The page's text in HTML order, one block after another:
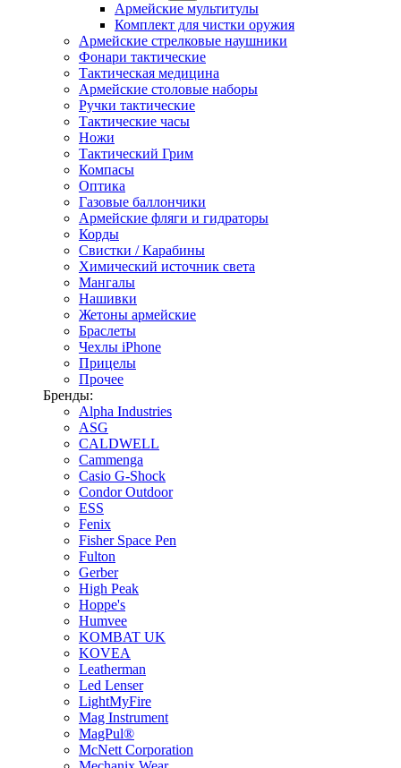
Армейские мультитулы
Комплект для чистки оружия
Армейские стрелковые наушники
Фонари тактические
Тактическая медицина
Армейские столовые наборы
Ручки тактические
Тактические часы
Ножи
Тактический Грим
Компасы
Оптика
Газовые баллончики
Армейские фляги и гидраторы
Корды
Свистки / Карабины
Химический источник света
Мангалы
Нашивки
Жетоны армейские
Браслеты
Чехлы iPhone
Прицелы
Прочее
Бренды:
Alpha Industries
ASG
CALDWELL
Cammenga
Casio G-Shock
Condor Outdoor
ESS
Fenix
Fisher Space Pen
Fulton
Gerber
High Peak
Hoppe's
Humvee
KOMBAT UK
KOVEA
Leatherman
Led Lenser
LightMyFire
Mag Instrument
MagPul®
McNett Corporation